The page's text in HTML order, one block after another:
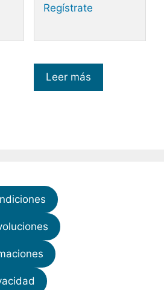
Regístrate
Leer más